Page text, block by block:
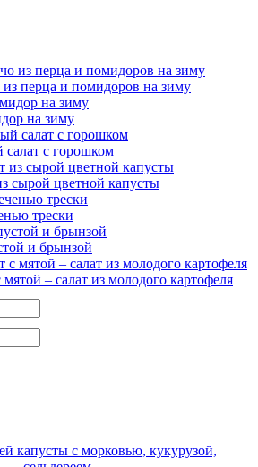
перца и помидоров на зиму
на зиму
с горошком
сырой цветной капусты
трески
и брынзой
– салат из молодого картофеля